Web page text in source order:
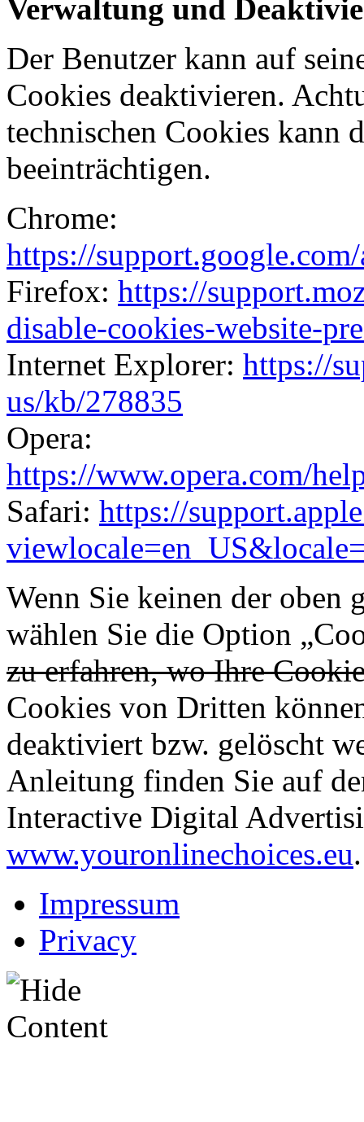
Verwaltung und
Der Benutzer kann auf
Cookies deaktivieren.
technischen Cookies kann
beeinträchtigen.
Chrome:
https://
Firefox: https://
disable-cookies-website-
Internet Explorer: https://
us/kb/278835
Opera:
https://www.opera.com/
Safari: https://
Wenn Sie keinen der oben
wählen Sie die Option
zu erfahren, wo Ihre
Cookies von Dritten
deaktiviert bzw. gelöscht
Anleitung finden Sie auf
Interactive Digital
www.youronlinechoices.eu.
Impressum
Privacy